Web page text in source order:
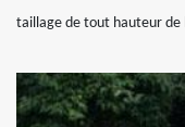
taillage de tout hauteur de